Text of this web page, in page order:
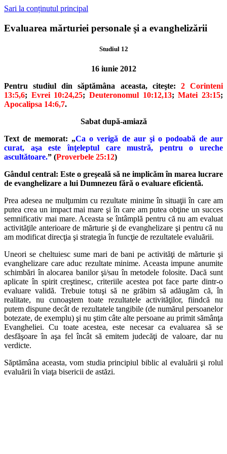
Sari la conținutul principal
Evaluarea mărturiei personale şi a evanghelizării
Studiul 12
16 iunie 2012
Pentru studiul din săptămâna aceasta, citeşte: 2 Corinteni
13:5,6; Evrei 10:24,25; Deuteronomul 10:12,13;Matei 23:15;
Apocalipsa 14:6,7.
Sabat după-amiază
Text de memorat: „Ca o verigă de aur şi o podoabă de aur
curat, aşa este înţeleptul care mustră, pentru o ureche
ascultătoare.” (Proverbele 25:12)
Gândul central: Este o greşeală să ne implicăm în marea lucrare
de evanghelizare a lui Dumnezeu fără o evaluare eficientă.
Prea adesea ne mulţumim cu rezultate minime în situaţii în care am
putea crea un impact mai mare şi în care am putea obţine un succes
semnificativ mai mare. Aceasta se întâmplă pentru că nu am evaluat
activităţile anterioare de mărturie şi de evanghelizare şi pentru că nu
am modificat direcţia şi strategia în funcţie de rezultatele evaluării.
Uneori se cheltuiesc sume mari de bani pe activităţi de mărturie şi
evanghelizare care aduc rezultate minime. Aceasta impune anumite
schimbări în alocarea banilor şi/sau în metodele folosite. Dacă sunt
aplicate în spiritcreştinesc, criteriile acestea pot face parte dintr-o
evaluare validă. Trebuietotuşi să ne grăbim să adăugăm că, în
realitate, nu cunoaştem toate rezultatele activităţilor, fiindcă nu
putem dispune decât de rezultatele tangibile(de numărul persoanelor
botezate, de exemplu) şi nu ştim câte alte persoane au primit sămânţa
Evangheliei. Cu toate acestea, este necesar ca evaluarea să se
desfăşoare în aşa fel încât să emitem judecăţi de valoare, dar nu
verdicte.
Săptămâna aceasta, vom studia principiul biblic al evaluării şi rolul
evaluării în viaţa bisericii de astăzi.